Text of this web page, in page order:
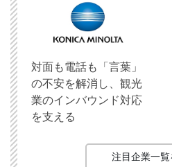
対面も電話も「言葉」
の不安を解消し、観光
業のインバウンド対応
を支える
注目企業一覧